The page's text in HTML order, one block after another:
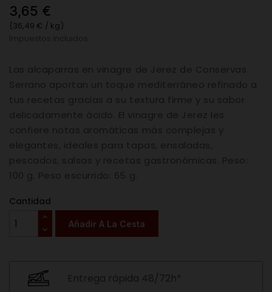
3,65 €
(36,49 € / kg)
Cantidad
Añadir A La Cesta